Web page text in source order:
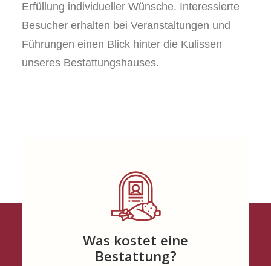
Erfüllung individueller Wünsche. Interessierte
Besucher erhalten bei Veranstaltungen und
Führungen einen Blick hinter die Kulissen
unseres Bestattungshauses.
Was kostet eine
Bestattung?